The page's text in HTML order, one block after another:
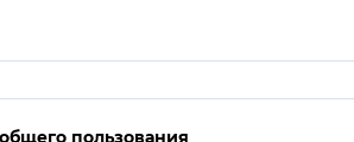
пользования